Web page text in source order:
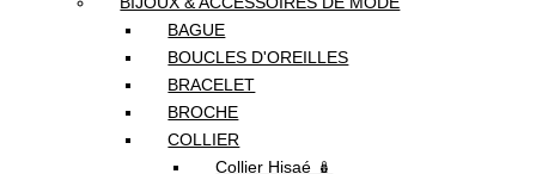
BAGUE
BOUCLES D'OREILLES
BRACELET
BROCHE
COLLIER
Collier Hisaé 🪆